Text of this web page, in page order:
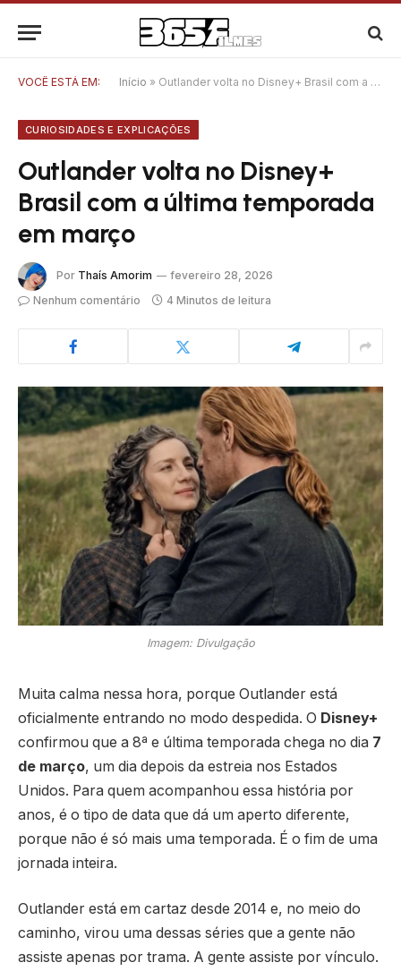
VOCÊ ESTÁ EM: Início » Outlander volta no Disney+ Brasil com a última temporada em março
CURIOSIDADES E EXPLICAÇÕES
Outlander volta no Disney+
Brasil com a última temporada
em março
Por Thaís Amorim
fevereiro 28, 2026
Nenhum comentário
4 Minutos de leitura
Imagem: Divulgação
Muita calma nessa hora, porque Outlander está
oficialmente entrando no modo despedida. O Disney+
confirmou que a 8ª e última temporada chega no dia 7
de março, um dia depois da estreia nos Estados
Unidos. Para quem acompanhou essa história por
anos, é o tipo de data que dá um aperto diferente,
porque não é só mais uma temporada. É o fim de uma
jornada inteira.
Outlander está em cartaz desde 2014 e, no meio do
caminho, virou uma dessas séries que a gente não
assiste apenas por trama. A gente assiste por vínculo.